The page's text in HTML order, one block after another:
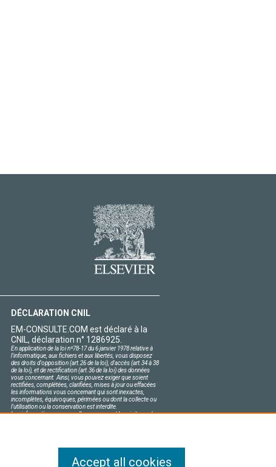
DÉCLARATION CNIL
EM-CONSULTE.COM est déclaré à la
CNIL, déclaration n° 1286925.
En application de la loi nº78-17 du 6 janvier 1978 relative à
l'informatique, aux fichiers et aux libertés, vous disposez
des droits d'opposition (art.26 de la loi), d'accès (art.34 à 38
de la loi), et de rectification (art.36 de la loi) des données
vous concernant. Ainsi, vous pouvez exiger que soient
rectifiées, complétées, clarifiées, mises à jour ou effacées
les informations vous concernant qui sont inexactes,
incomplètes, équivoques, périmées ou dont la collecte ou
l'utilisation ou la conservation est interdite.
Les informations personnelles concernant les visiteurs de
Accept all cookies